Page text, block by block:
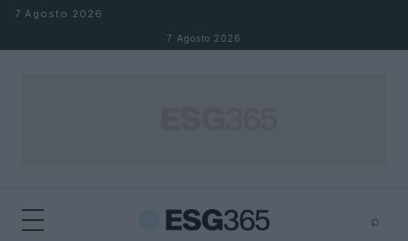
Salta al contenuto
7 Agosto 2026
7 Agosto 2026
⌕